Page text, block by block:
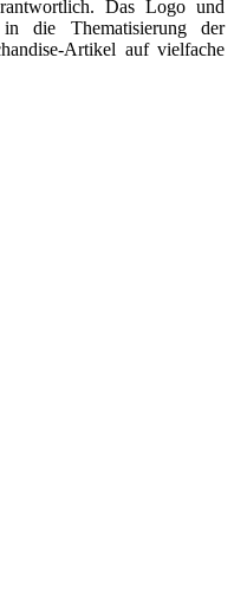
Das Logo und
in die Thematisierung der
Artikel auf vielfache